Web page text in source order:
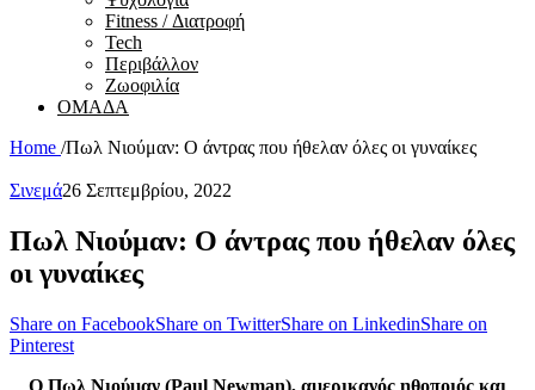
Fitness / Διατροφή
Tech
Περιβάλλον
Ζωοφιλία
ΟΜΑΔΑ
Home /Πωλ Νιούμαν: Ο άντρας που ήθελαν όλες οι γυναίκες
Σινεμά26 Σεπτεμβρίου, 2022
Πωλ Νιούμαν: Ο άντρας που ήθελαν όλες
οι γυναίκες
Share on FacebookShare on TwitterShare on LinkedinShare on
Pinterest
Ο Πωλ Νιούμαν (Paul Newman), αμερικανός ηθοποιός και